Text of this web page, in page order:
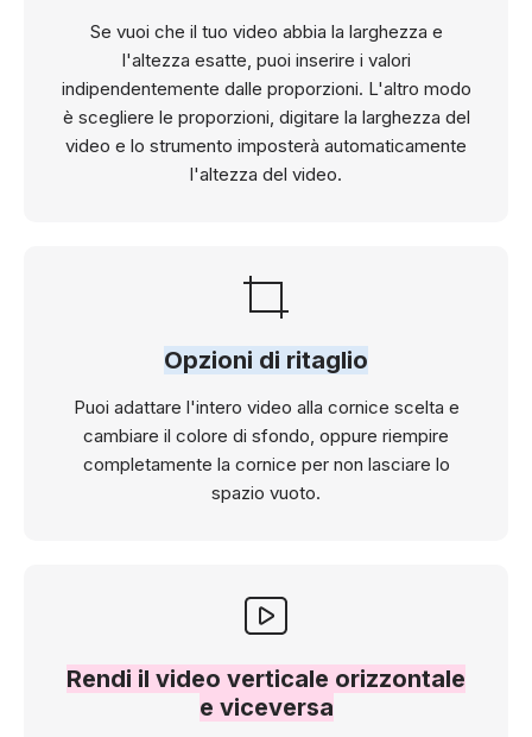
Se vuoi che il tuo video abbia la larghezza e
l'altezza esatte, puoi inserire i valori
indipendentemente dalle proporzioni. L'altro modo
è scegliere le proporzioni, digitare la larghezza del
video e lo strumento imposterà automaticamente
l'altezza del video.
Opzioni di ritaglio
Puoi adattare l'intero video alla cornice scelta e
cambiare il colore di sfondo, oppure riempire
completamente la cornice per non lasciare lo
spazio vuoto.
Rendi il video verticale orizzontale
e viceversa